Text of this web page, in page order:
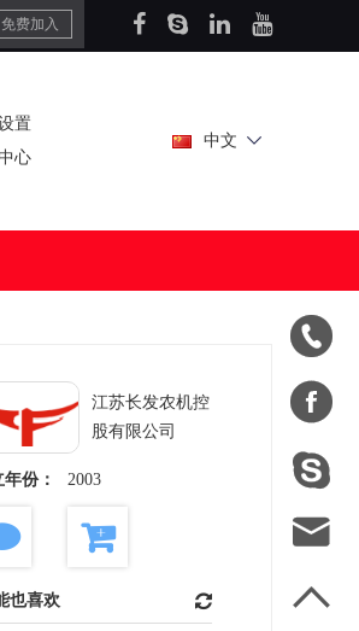
免费加入





置
心
中文
江苏长发农机控
股有限公司
份： 2003
也喜欢